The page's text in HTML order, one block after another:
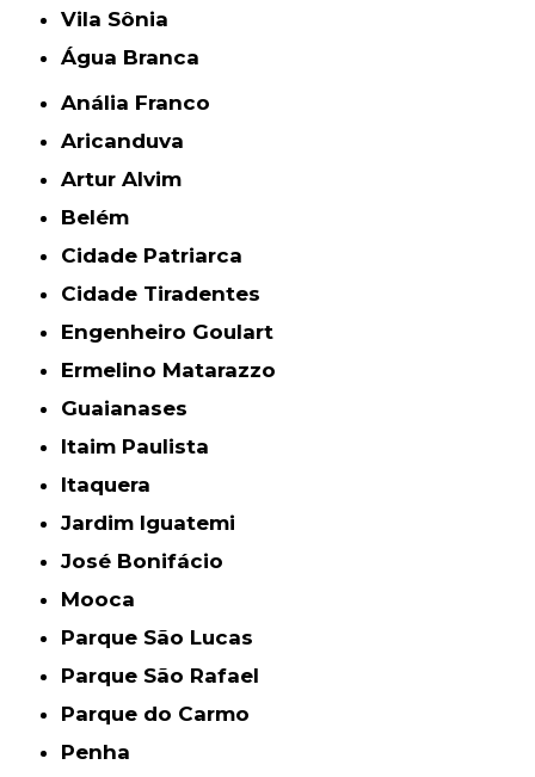
Vila Sônia
Água Branca
Anália Franco
Aricanduva
Artur Alvim
Belém
Cidade Patriarca
Cidade Tiradentes
Engenheiro Goulart
Ermelino Matarazzo
Guaianases
Itaim Paulista
Itaquera
Jardim Iguatemi
José Bonifácio
Mooca
Parque São Lucas
Parque São Rafael
Parque do Carmo
Penha